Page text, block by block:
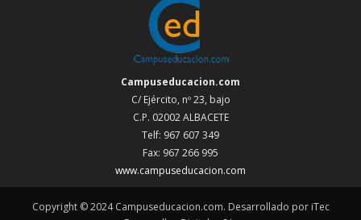
Campuseducacion.com
C/ Ejército, nº 23, bajo
C.P. 02002 ALBACETE
Telf: 967 607 349
Fax: 967 266 995
www.campuseducacion.com
Copyright © 2024 Campuseducacion.com. Desarrollado por iTec